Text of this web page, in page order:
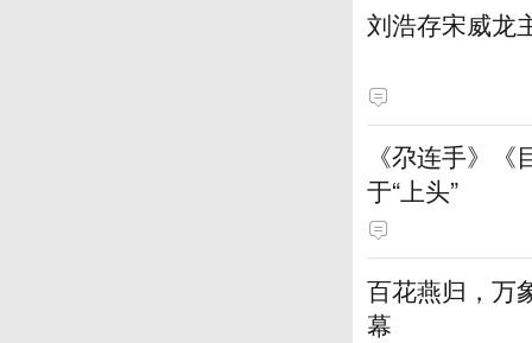
刘浩存宋威龙
《尕连手》
于“上头”
百花燕归，万
幕